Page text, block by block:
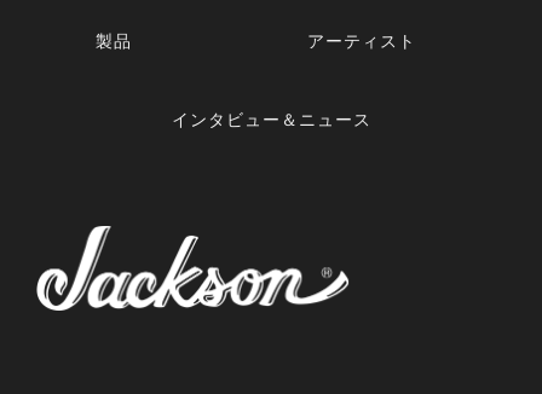
製品 アーティスト
インタビュー＆ニュース